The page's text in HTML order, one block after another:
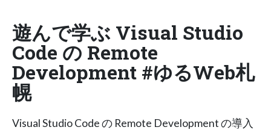
遊んで学ぶ Visual Studio
Code の Remote
Development #ゆるWeb札
幌
Visual Studio Code の Remote Development の導入